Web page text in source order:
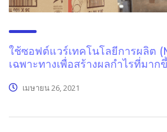
ใช้ซอฟต์แวร์เทคโนโลยีการผลิต
เฉพาะทางเพื่อสร้างผลกำไรที่มาก
เมษายน 26, 2021